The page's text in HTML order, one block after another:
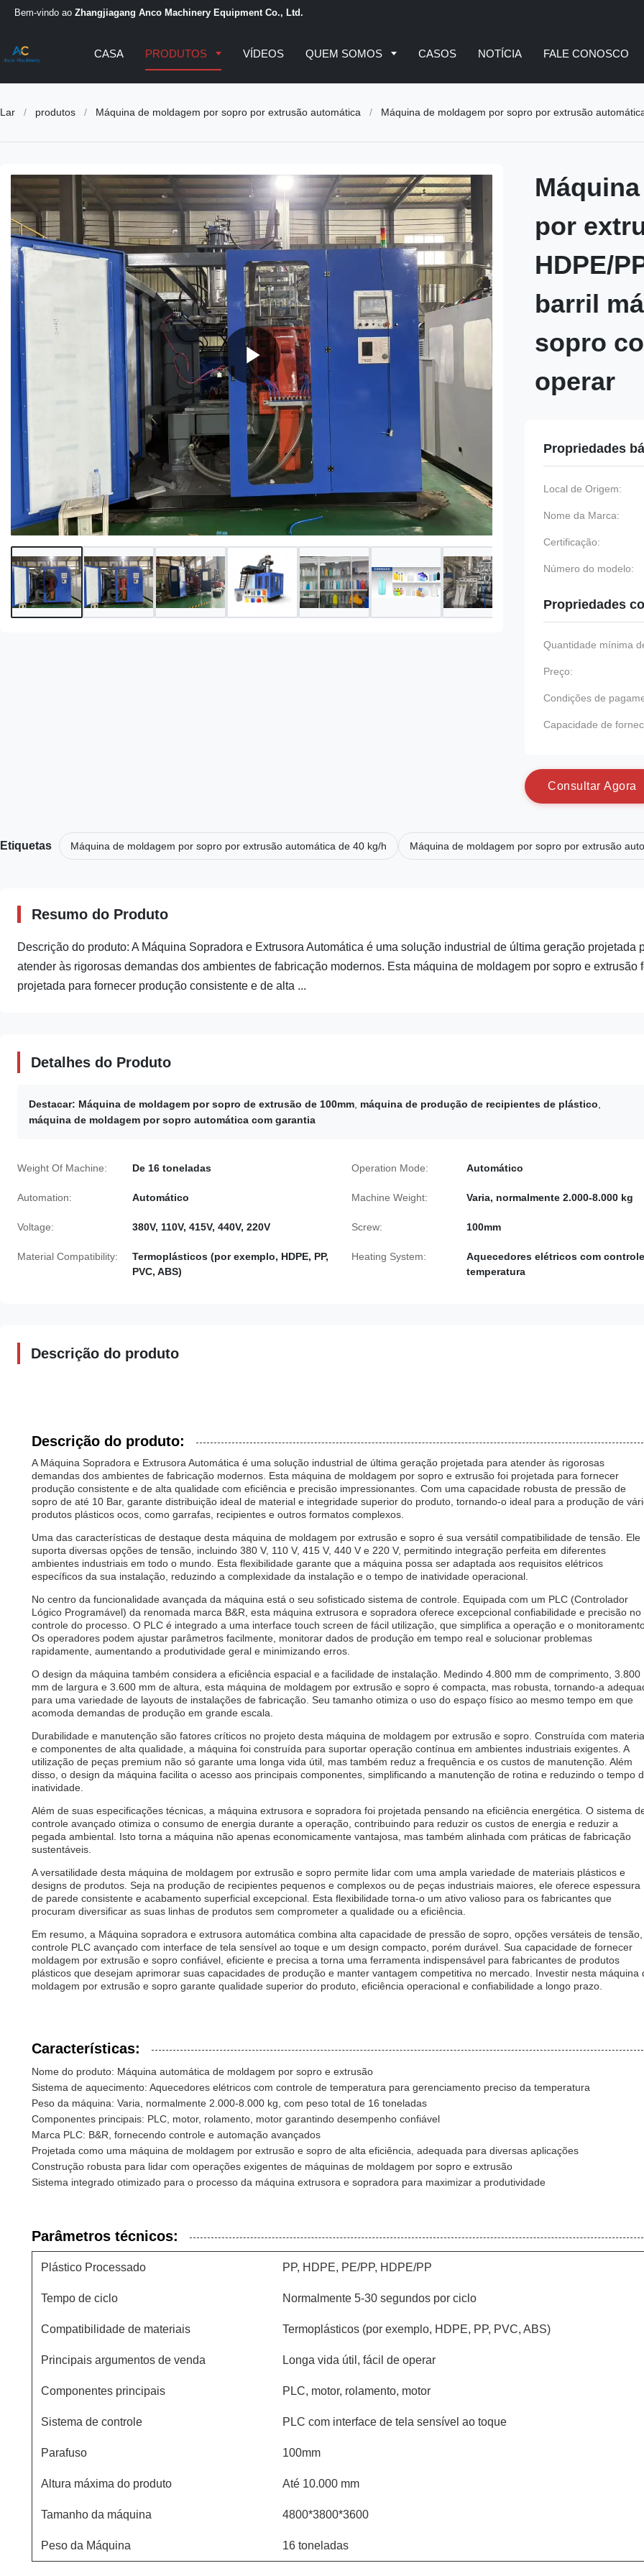
Bem-vindo ao Zhangjiagang Anco Machinery Equipment Co., Ltd.
CASA PRODUTOS VÍDEOS QUEM SOMOS CASOS NOTÍCIA FALE CONOSCO
Lar / produtos / Máquina de moldagem por sopro por extrusão automática / Máquina de moldagem por sopro por extrusão automática 18L 20L HDPE/PP/
por
HDPE/
barril
sopro
operar
Propriedades
Local de Origem:
Nome da Marca:
Certificação:
Número do modelo:
Propriedades
Quantidade mínima
Preço:
Condições de
Capacidade de
Consu tar Agora
Etiquetas Máquina de moldagem por sopro por extrusão automática de 40 kg/h Máquina de moldagem por sopro por extrusão
Resumo do Produto
Descrição do produto: A Máquina Sopradora e Extrusora Automática é uma solução industrial de última geração projetada
atender às rigorosas demandas dos ambientes de fabricação modernos. Esta máquina de moldagem por sopro e extrusão
projetada para fornecer produção consistente e de alta ...
Detalhes do Produto
Destacar: Máquina de moldagem por sopro de extrusão de 100mm máquina de produção de recipientes de plástico
máquina de moldagem por sopro automática com garantia
Weight Of Machine: De 16 toneladas Operation Mode: Automático
Automation: Automático Machine Weight: Varia, normalmente 2.000-8.000 kg
Voltage: 380V, 110V, 415V, 440V, 220V Screw: 100mm
Material Compatibility:
Termoplásticos (por exemplo, HDPE, PP,
PVC, ABS)
Heating System:
Aquecedores elétricos com
temperatura
Descrição do produto
Descrição do produto:
A Máquina Sopradora e Extrusora Automática é uma solução industrial de última geração projetada para atender às rigorosas
demandas dos ambientes de fabricação modernos. Esta máquina de moldagem por sopro e extrusão foi projetada para fornecer
produção consistente e de alta qualidade com eficiência e precisão impressionantes. Com uma capacidade robusta de pressão de
sopro de até 10 Bar, garante distribuição ideal de material e integridade superior do produto, tornando-o ideal para a produção de
produtos plásticos ocos, como garrafas, recipientes e outros formatos complexos.
Uma das características de destaque desta máquina de moldagem por extrusão e sopro é sua versátil compatibilidade de tensão. Ele
suporta diversas opções de tensão, incluindo 380 V, 110 V, 415 V, 440 V e 220 V, permitindo integração perfeita em diferentes
ambientes industriais em todo o mundo. Esta flexibilidade garante que a máquina possa ser adaptada aos requisitos elétricos
específicos da sua instalação, reduzindo a complexidade da instalação e o tempo de inatividade operacional.
No centro da funcionalidade avançada da máquina está o seu sofisticado sistema de controle. Equipada com um PLC (Controlador
Lógico Programável) da renomada marca B&R, esta máquina extrusora e sopradora oferece excepcional confiabilidade e precisão no
controle do processo. O PLC é integrado a uma interface touch screen de fácil utilização, que simplifica a operação e o
Os operadores podem ajustar parâmetros facilmente, monitorar dados de produção em tempo real e solucionar problemas
rapidamente, aumentando a produtividade geral e minimizando erros.
O design da máquina também considera a eficiência espacial e a facilidade de instalação. Medindo 4.800 mm de comprimento, 3.800
mm de largura e 3.600 mm de altura, esta máquina de moldagem por extrusão e sopro é compacta, mas robusta, tornando-a
para uma variedade de layouts de instalações de fabricação. Seu tamanho otimiza o uso do espaço físico ao mesmo tempo em que
acomoda demandas de produção em grande escala.
Durabilidade e manutenção são fatores críticos no projeto desta máquina de moldagem por extrusão e sopro. Construída com
e componentes de alta qualidade, a máquina foi construída para suportar operação contínua em ambientes industriais exigentes. A
utilização de peças premium não só garante uma longa vida útil, mas também reduz a frequência e os custos de manutenção. Além
disso, o design da máquina facilita o acesso aos principais componentes, simplificando a manutenção de rotina e reduzindo o tempo
inatividade.
Além de suas especificações técnicas, a máquina extrusora e sopradora foi projetada pensando na eficiência energética. O sistema
controle avançado otimiza o consumo de energia durante a operação, contribuindo para reduzir os custos de energia e reduzir a
pegada ambiental. Isto torna a máquina não apenas economicamente vantajosa, mas também alinhada com práticas de fabricação
sustentáveis.
A versatilidade desta máquina de moldagem por extrusão e sopro permite lidar com uma ampla variedade de materiais plásticos e
designs de produtos. Seja na produção de recipientes pequenos e complexos ou de peças industriais maiores, ele oferece espessura
de parede consistente e acabamento superficial excepcional. Esta flexibilidade torna-o um ativo valioso para os fabricantes que
procuram diversificar as suas linhas de produtos sem comprometer a qualidade ou a eficiência.
Em resumo, a Máquina sopradora e extrusora automática combina alta capacidade de pressão de sopro, opções versáteis de tensão,
controle PLC avançado com interface de tela sensível ao toque e um design compacto, porém durável. Sua capacidade de fornecer
moldagem por extrusão e sopro confiável, eficiente e precisa a torna uma ferramenta indispensável para fabricantes de produtos
plásticos que desejam aprimorar suas capacidades de produção e manter vantagem competitiva no mercado. Investir nesta máquina
moldagem por extrusão e sopro garante qualidade superior do produto, eficiência operacional e confiabilidade a longo prazo.
Características:
Nome do produto: Máquina automática de moldagem por sopro e extrusão
Sistema de aquecimento: Aquecedores elétricos com controle de temperatura para gerenciamento preciso da temperatura
Peso da máquina: Varia, normalmente 2.000-8.000 kg, com peso total de 16 toneladas
Componentes principais: PLC, motor, rolamento, motor garantindo desempenho confiável
Marca PLC: B&R, fornecendo controle e automação avançados
Projetada como uma máquina de moldagem por extrusão e sopro de alta eficiência, adequada para diversas aplicações
Construção robusta para lidar com operações exigentes de máquinas de moldagem por sopro e extrusão
Sistema integrado otimizado para o processo da máquina extrusora e sopradora para maximizar a produtividade
Parâmetros técnicos:
Plástico Processado PP, HDPE, PE/PP, HDPE/PP
Tempo de ciclo Normalmente 5-30 segundos por ciclo
Compatibilidade de materiais Termoplásticos (por exemplo, HDPE, PP, PVC, ABS)
Principais argumentos de venda Longa vida útil, fácil de operar
Componentes principais PLC, motor, rolamento, motor
Sistema de controle PLC com interface de tela sensível ao toque
Parafuso 100mm
Altura máxima do produto Até 10.000 mm
Tamanho da máquina 4800*3800*3600
Peso da Máquina 16 toneladas